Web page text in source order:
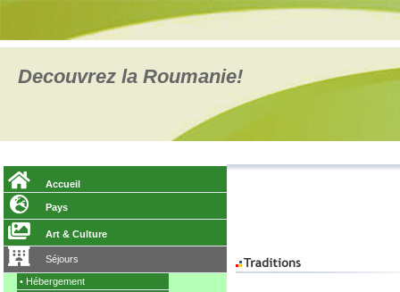
Decouvrez la Roumanie!
Accueil
Pays
Art & Culture
Séjours
• Hébergement